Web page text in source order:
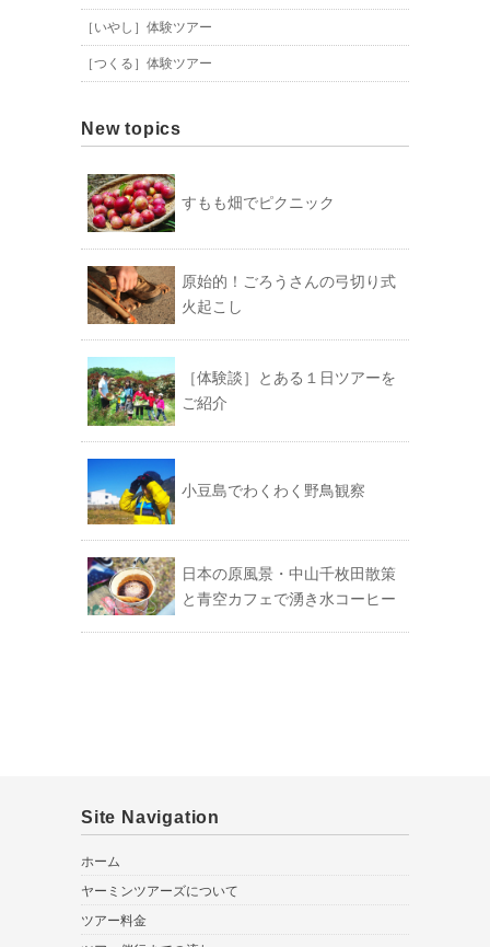
［いやし］体験ツアー
［つくる］体験ツアー
New topics
すもも畑でピクニック
原始的！ごろうさんの弓切り式
火起こし
［体験談］とある１日ツアーを
ご紹介
小豆島でわくわく野鳥観察
日本の原風景・中山千枚田散策
と青空カフェで湧き水コーヒー
Site Navigation
ホーム
ヤーミンツアーズについて
ツアー料金